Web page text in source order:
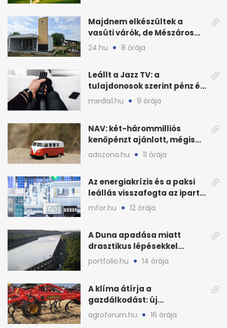
Majdnem elkészültek a
vasúti várók, de Mészáros
bizalmasa leromboltatja
24.hu 8 órája
Leállt a Jazz TV: a
tulajdonosok szerint pénz és
szabályok döntöttek
media1.hu 9 órája
NAV: két-hárommilliós
kenőpénzt ajánlott, mégis
lefoglalták a hamis árut
adozona.hu 11 órája
Az energiakrízis és a paksi
leállás visszafogta az ipart,
nyáron kisebb a kár
mfor.hu 12 órája
A Duna apadása miatt
drasztikus lépésekkel
védenék a cernavodăi
atomerőművet
portfolio.hu 14 órája
A klíma átírja a
gazdálkodást: új
megoldásokat keres a
mezőgazdaság
agroforum.hu 16 órája